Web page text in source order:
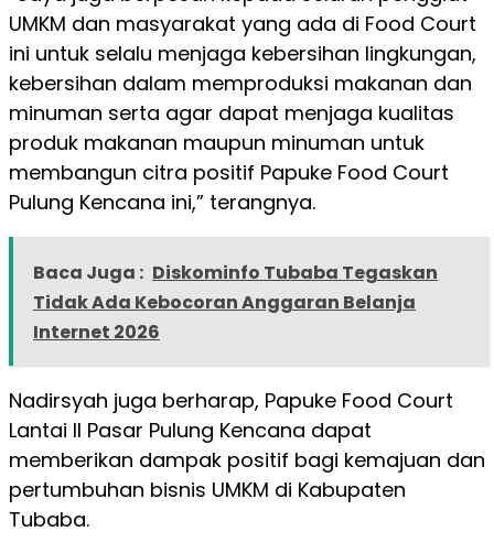
UMKM dan masyarakat yang ada di Food Court
ini untuk selalu menjaga kebersihan lingkungan,
kebersihan dalam memproduksi makanan dan
minuman serta agar dapat menjaga kualitas
produk makanan maupun minuman untuk
membangun citra positif Papuke Food Court
Pulung Kencana ini,” terangnya.
Baca Juga : Diskominfo Tubaba Tegaskan
Tidak Ada Kebocoran Anggaran Belanja
Internet 2026
Nadirsyah juga berharap, Papuke Food Court
Lantai II Pasar Pulung Kencana dapat
memberikan dampak positif bagi kemajuan dan
pertumbuhan bisnis UMKM di Kabupaten
Tubaba.